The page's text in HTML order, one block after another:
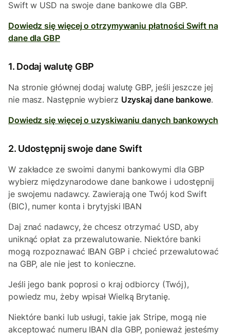
Swift w USD na swoje dane bankowe dla GBP.
Dowiedz się więcej o otrzymywaniu płatności Swift na
dane dla GBP
1. Dodaj walutę GBP
Na stronie głównej dodaj walutę GBP, jeśli jeszcze jej
nie masz. Następnie wybierz Uzyskaj dane bankowe.
Dowiedz się więcej o uzyskiwaniu danych bankowych
2. Udostępnij swoje dane Swift
W zakładce ze swoimi danymi bankowymi dla GBP
wybierz międzynarodowe dane bankowe i udostępnij
je swojemu nadawcy. Zawierają one Twój kod Swift
(BIC), numer konta i brytyjski IBAN
Daj znać nadawcy, że chcesz otrzymać USD, aby
uniknąć opłat za przewalutowanie. Niektóre banki
mogą rozpoznawać IBAN GBP i chcieć przewalutować
na GBP, ale nie jest to konieczne.
Jeśli jego bank poprosi o kraj odbiorcy (Twój),
powiedz mu, żeby wpisał Wielką Brytanię.
Niektóre banki lub usługi, takie jak Stripe, mogą nie
akceptować numeru IBAN dla GBP, ponieważ jesteśmy